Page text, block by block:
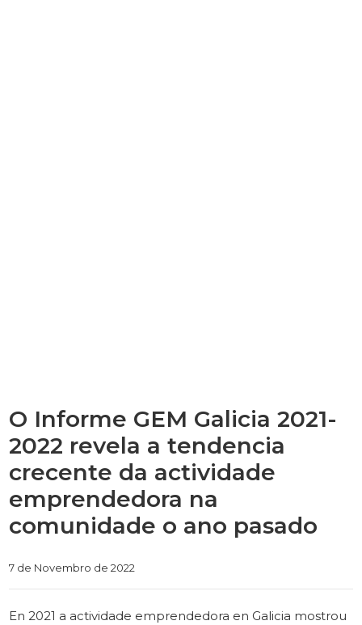
O Informe GEM Galicia 2021-
2022 revela a tendencia
crecente da actividade
emprendedora na
comunidade o ano pasado
7 de Novembro de 2022
En 2021 a actividade emprendedora en Galicia mostrou